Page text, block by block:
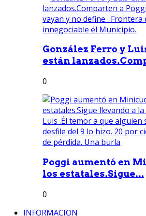
González Ferro y
están
0
Poggi aumentó en
los estatales.Sigue...
0
INFORMACION